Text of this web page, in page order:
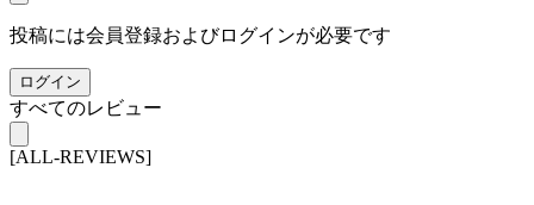
投稿には会員登録およびログインが必要です
ログイン
すべてのレビュー
[ALL-REVIEWS]